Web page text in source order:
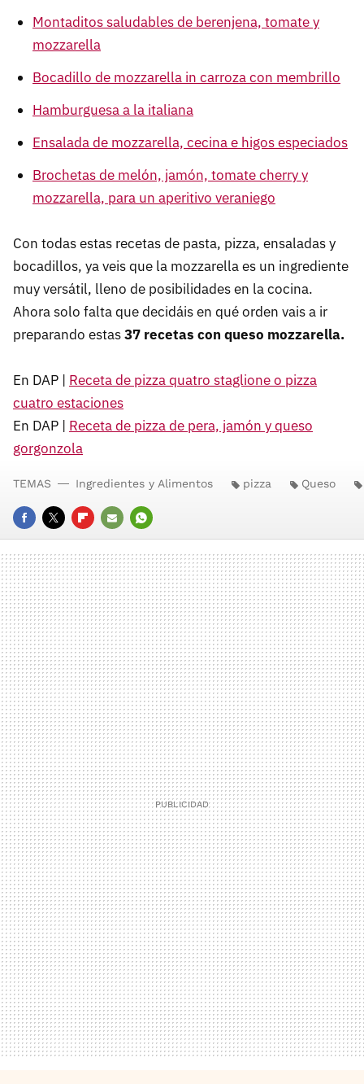
Montaditos saludables de berenjena, tomate y
mozzarella
Bocadillo de mozzarella in carroza con membrillo
Hamburguesa a la italiana
Ensalada de mozzarella, cecina e higos especiados
Brochetas de melón, jamón, tomate cherry y
mozzarella, para un aperitivo veraniego
Con todas estas recetas de pasta, pizza, ensaladas y
bocadillos, ya veis que la mozzarella es un ingrediente
muy versátil, lleno de posibilidades en la cocina.
Ahora solo falta que decidáis en qué orden vais a ir
preparando estas37 recetas con queso mozzarella.
En DAP | Receta de pizza quatro staglione o pizza
cuatro estaciones
En DAP | Receta de pizza de pera, jamón y queso
gorgonzola
FACEBOOK
TWITTERFLIPBOARD
E-
MAIL
WHATSAPP
TEMAS Ingredientes y Alimentos pizza Queso